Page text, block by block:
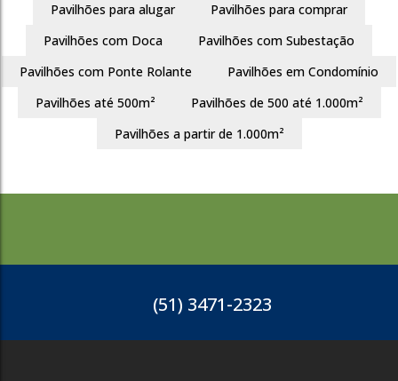
3414
R$222.600
Pavilhões para alugar
Pavilhões para comprar
Pavilhões com Doca
Pavilhões com Subestação
Pavilhões com Ponte Rolante
Pavilhões em Condomínio
Pavilhões até 500m²
Pavilhões de 500 até 1.000m²
Pavilhões a partir de 1.000m²
(51) 3471-2323